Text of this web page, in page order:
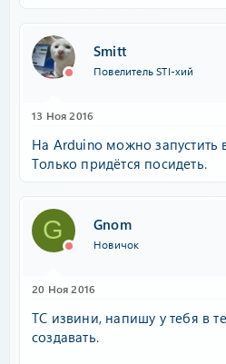
Smitt
Повелитель STI-хий
13 Ноя 2016
На Arduino можно запустить
Только придётся посидеть.
G Gnom
Новичок
20 Ноя 2016
ТС извини, напишу у тебя в
создавать.